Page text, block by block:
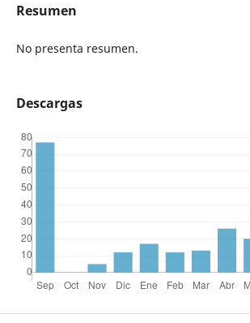
Resumen
No presenta resumen.
Descargas